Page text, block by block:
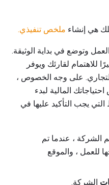
هي إنشاء ملخص تنفيذي.
وتوضع في بداية الوثيقة.
للاهتمام لقارئك ويوفر
على وجه الخصوص ،
المالية لبدء
التي يجب التأكيد عليها في
الشركة ، عندما تم
للعمل ، والموقع
الشركة.